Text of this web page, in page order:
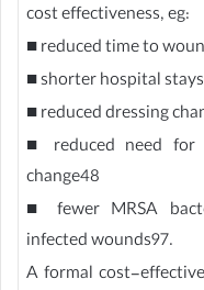
cost effectiveness, eg:
■ reduced time to
■ shorter hospital
■ reduced dressing
■ reduced need for
change48
■ fewer MRSA
infected wounds97.
A formal cost-